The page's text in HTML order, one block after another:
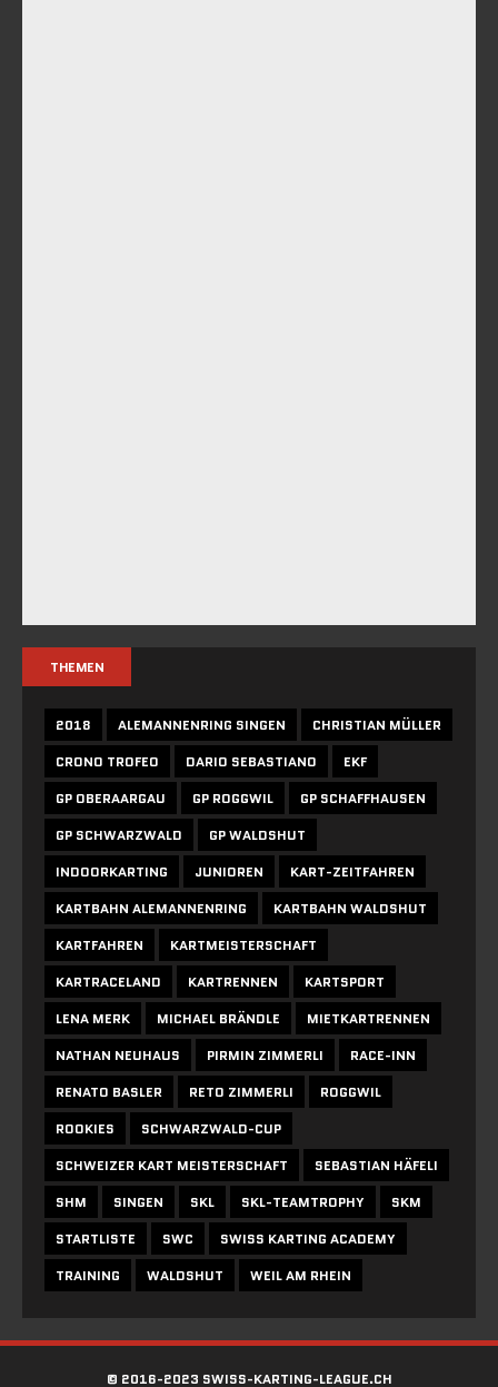
THEMEN
2018 ALEMANNENRING SINGEN
CHRISTIAN MÜLLER
CRONO TROFEO
DARIO SEBASTIANO
EKF
GP OBERAARGAU
GP ROGGWIL
GP SCHAFFHAUSEN
GP SCHWARZWALD
GP WALDSHUT
INDOORKARTING
JUNIOREN
KART-ZEITFAHREN
KARTBAHN ALEMANNENRING
KARTBAHN WALDSHUT
KARTFAHREN
KARTMEISTERSCHAFT
KARTRACELAND
KARTRENNEN
KARTSPORT
LENA MERK
MICHAEL BRÄNDLE
MIETKARTRENNEN
NATHAN NEUHAUS
PIRMIN ZIMMERLI
RACE-INN
RENATO BASLER
RETO ZIMMERLI
ROGGWIL
ROOKIES
SCHWARZWALD-CUP
SCHWEIZER KART MEISTERSCHAFT
SEBASTIAN HÄFELI
SHM
SINGEN SKL SKL-TEAMTROPHY
SKM
STARTLISTE
SWC
SWISS KARTING ACADEMY
TRAINING
WALDSHUT WEIL AM RHEIN
© 2016-2023 SWISS-KARTING-LEAGUE.CH